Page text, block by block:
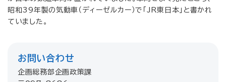
昭和39年製の気動車（ディーゼルカー）で「JR東日本」と書かれ
ていました。
お問い合わせ
企画総務部企画政策課